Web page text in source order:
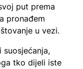
put prema
pronađem
u vezi.
tko dijeli iste